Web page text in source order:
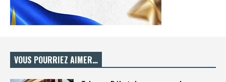
VOUS POURRIEZ AIMER…